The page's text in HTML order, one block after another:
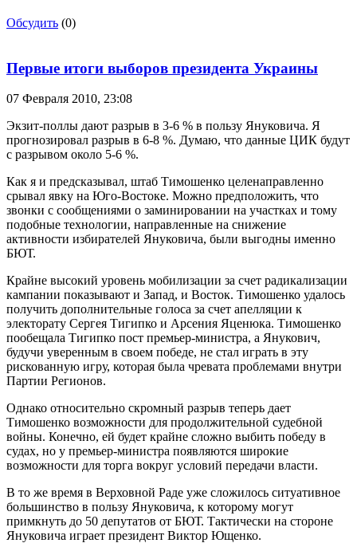
Обсудить (0)
Первые итоги выборов президента Украины
07 Февраля 2010, 23:08
Экзит-поллы дают разрыв в 3-6 % в пользу Януковича. Я
прогнозировал разрыв в 6-8 %. Думаю, что данные ЦИК будут
с разрывом около 5-6 %.
Как я и предсказывал, штаб Тимошенко целенаправленно
срывал явку на Юго-Востоке. Можно предположить, что
звонки с сообщениями о заминировании на участках и тому
подобные технологии, направленные на снижение
активности избирателей Януковича, были выгодны именно
БЮТ.
Крайне высокий уровень мобилизации за счет радикализации
кампании показывают и Запад, и Восток. Тимошенко удалось
получить дополнительные голоса за счет апелляции к
электорату Сергея Тигипко и Арсения Яценюка. Тимошенко
пообещала Тигипко пост премьер-министра, а Янукович,
будучи уверенным в своем победе, не стал играть в эту
рискованную игру, которая была чревата проблемами внутри
Партии Регионов.
Однако относительно скромный разрыв теперь дает
Тимошенко возможности для продолжительной судебной
войны. Конечно, ей будет крайне сложно выбить победу в
судах, но у премьер-министра появляются широкие
возможности для торга вокруг условий передачи власти.
В то же время в Верховной Раде уже сложилось ситуативное
большинство в пользу Януковича, к которому могут
примкнуть до 50 депутатов от БЮТ. Тактически на стороне
Януковича играет президент Виктор Ющенко.